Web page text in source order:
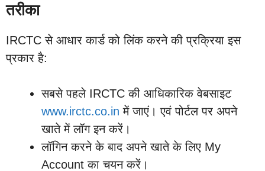
तरीका
IRCTC से आधार कार्ड को लिंक करने की प्रक्रिया इस
प्रकार है:
सबसे पहले IRCTC की आधिकारिक वेबसाइट
www.irctc.co.in में जाएं। एवं पोर्टल पर अपने
खाते में लॉग इन करें।
लॉगिन करने के बाद अपने खाते के लिए My
Account का चयन करें।